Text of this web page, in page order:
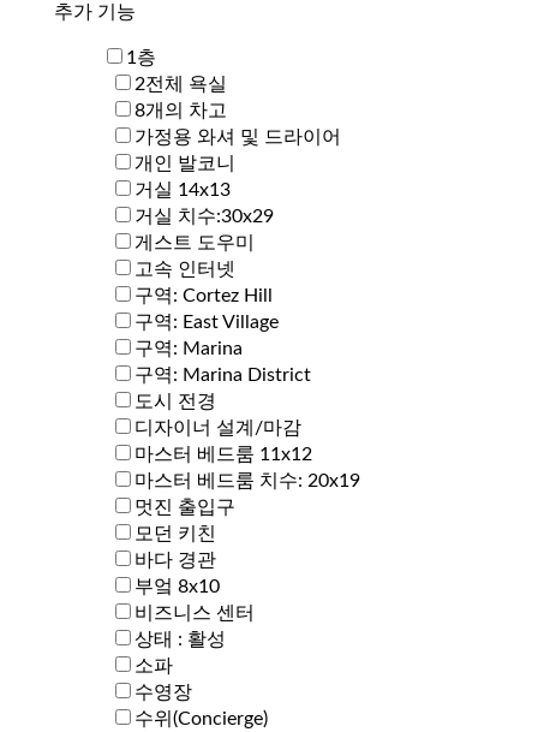
추가 기능
1층
2전체 욕실
8개의 차고
가정용 와셔 및 드라이어
개인 발코니
거실 14x13
거실 치수:30x29
게스트 도우미
고속 인터넷
구역: Cortez Hill
구역: East Village
구역: Marina
구역: Marina District
도시 전경
디자이너 설계/마감
마스터 베드룸 11x12
마스터 베드룸 치수: 20x19
멋진 출입구
모던 키친
바다 경관
부엌 8x10
비즈니스 센터
상태 : 활성
소파
수영장
수위(Concierge)